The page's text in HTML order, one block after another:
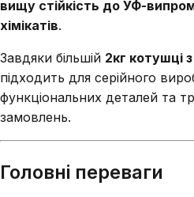
вищу стійкість до УФ-
хімікатів.
Завдяки більшій 2кг котушці
підходить для серійного
функціональних деталей та
замовлень.
Головні переваги